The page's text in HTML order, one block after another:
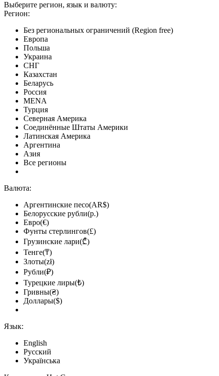
Выберите регион, язык и валюту:
Регион:
Без региональных ограничений (Region free)
Европа
Польша
Украина
СНГ
Казахстан
Беларусь
Россия
MENA
Турция
Северная Америка
Соединённые Штаты Америки
Латинская Америка
Аргентина
Азия
Все регионы
Валюта:
Аргентинские песо(AR$)
Белорусские рубли(р.)
Евро(€)
Фунты стерлингов(£)
Грузинские лари(₾)
Тенге(₸)
Злоты(zł)
Рубли(₽)
Турецкие лиры(₺)
Гривны(₴)
Доллары($)
Язык:
English
Русский
Українська